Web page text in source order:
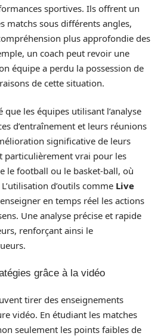
sportives. Ils offrent un
matchs sous différents angles,
plus approfondie des
un coach peut revoir une
équipe a perdu la possession de
de cette situation.
les équipes utilisant l’analyse
d’entraînement et leurs réunions
significative de leurs
particulièrement vrai pour les
le football ou le basket-ball, où
d’outils comme Live
en temps réel les actions
Une analyse précise et rapide
renforçant ainsi le
grâce à la vidéo
tirer des enseignements
vidéo. En étudiant les matches
seulement les points faibles de